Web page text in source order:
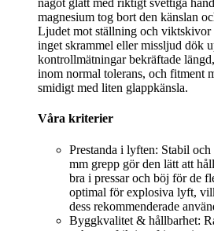
något glatt med riktigt svettiga
magnesium tog bort den känslan
Ljudet mot ställning och viktskivor
inget skrammel eller missljud dök
kontrollmätningar bekräftade
inom normal tolerans, och fitment
smidigt med liten glappkänsla.
Våra kriterier
Prestanda i lyften: Stabil
mm grepp gör den lätt att
bra i pressar och böj för de
optimal för explosiva lyft,
dess rekommenderade
Byggkvalitet & hållbarhet: